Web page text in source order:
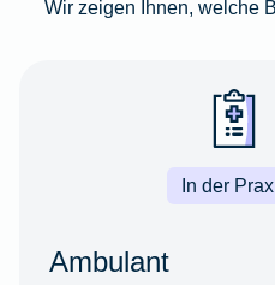
Wir zeigen Ihnen, welche
In der
Ambulant